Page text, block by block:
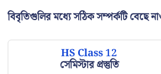
বিবৃতিগুলির মধ্যে সঠিক সম্পর্কটি বেছে
HS Class 12
সেমিস্টার প্রস্তুতি